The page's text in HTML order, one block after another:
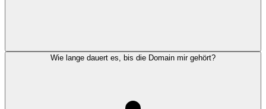
Wie lange dauert es, bis die Domain mir gehört?